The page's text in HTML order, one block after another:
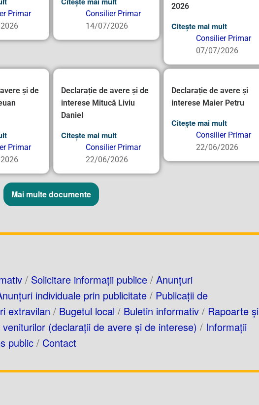
Primar
Consilier Primar
14/07/2026
2026
Citește mai mult
Consilier Primar
07/07/2026
și de
Primar
Declarație de avere și de
interese Mitucă Liviu
Daniel
Citește mai mult
Consilier Primar
22/06/2026
Declarație de avere și
interese Maier Petru
Citește mai mult
Consilier Primar
22/06/2026
Mai multe documente
/ Solicitare informații publice / Anunțuri
individuale prin publicitate / Publicații de
extravilan / Bugetul local / Buletin informativ / Rapoarte și
(declarații de avere și de interese) / Informații
public / Contact